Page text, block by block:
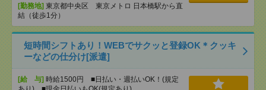
[勤務地] 東京都中央区 東京メトロ 日本橋駅から直
結（徒歩1分）
短時間シフトあり！WEBでサクッと登録OK＊クッキ
ーなどの仕分け[派遣]
[給 与] 時給1500円 ■日払い・週払いOK！(規定